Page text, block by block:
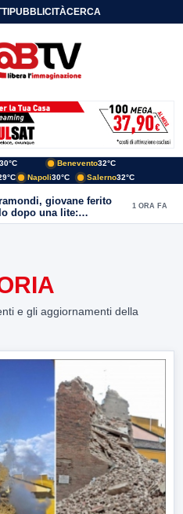
PUBBLICITÀCERCA
30°C Benevento32°C
Napoli30°C Salerno32°C
giovane ferito
dopo una lite:
autore
1 ORA FA
e gli aggiornamenti della